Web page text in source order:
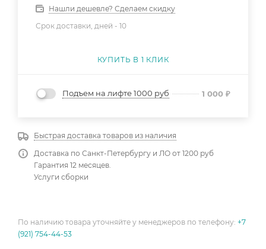
Нашли дешевле? Сделаем скидку
Срок доставки, дней - 10
КУПИТЬ В 1 КЛИК
Подъем на лифте 1000 руб 1 000 ₽
Быстрая доставка товаров из наличия
Доставка по Санкт-Петербургу и ЛО от 1200 руб
Гарантия 12 месяцев.
Услуги сборки
По наличию товара уточняйте у менеджеров по телефону: +7
(921) 754-44-53